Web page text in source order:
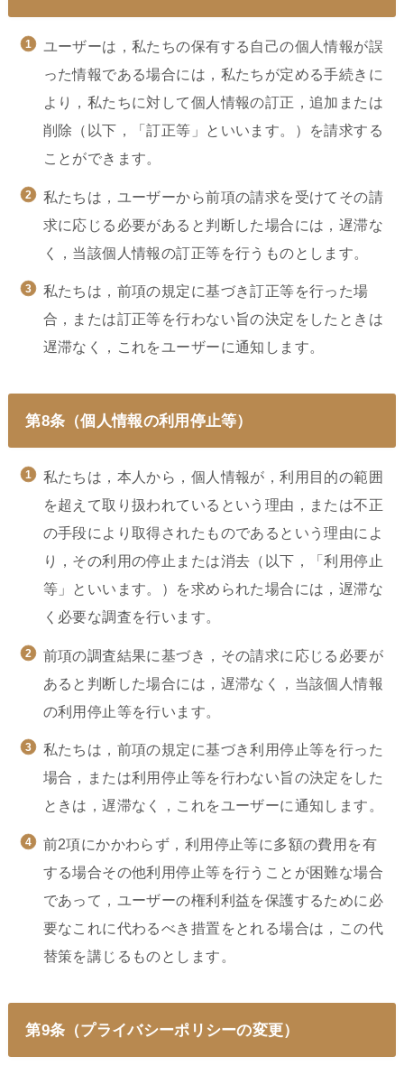
ユーザーは，私たちの保有する自己の個人情報が誤
った情報である場合には，私たちが定める手続きに
より，私たちに対して個人情報の訂正，追加または
削除（以下，「訂正等」といいます。）を請求する
ことができます。
私たちは，ユーザーから前項の請求を受けてその請
求に応じる必要があると判断した場合には，遅滞な
く，当該個人情報の訂正等を行うものとします。
私たちは，前項の規定に基づき訂正等を行った場
合，または訂正等を行わない旨の決定をしたときは
遅滞なく，これをユーザーに通知します。
第8条（個人情報の利用停止等）
私たちは，本人から，個人情報が，利用目的の範囲
を超えて取り扱われているという理由，または不正
の手段により取得されたものであるという理由によ
り，その利用の停止または消去（以下，「利用停止
等」といいます。）を求められた場合には，遅滞な
く必要な調査を行います。
前項の調査結果に基づき，その請求に応じる必要が
あると判断した場合には，遅滞なく，当該個人情報
の利用停止等を行います。
私たちは，前項の規定に基づき利用停止等を行った
場合，または利用停止等を行わない旨の決定をした
ときは，遅滞なく，これをユーザーに通知します。
前2項にかかわらず，利用停止等に多額の費用を有
する場合その他利用停止等を行うことが困難な場合
であって，ユーザーの権利利益を保護するために必
要なこれに代わるべき措置をとれる場合は，この代
替策を講じるものとします。
第9条（プライバシーポリシーの変更）